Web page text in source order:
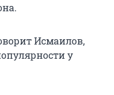
Исмаилов,
у